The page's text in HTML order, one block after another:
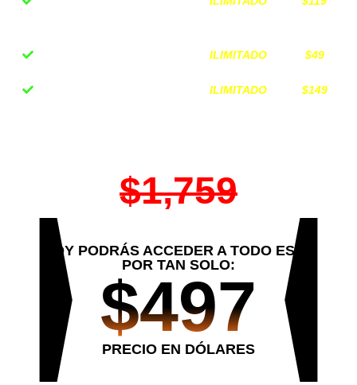
ILIMITADO $49
ILIMITADO $149
$1,759
HOY PODRÁS ACCEDER A TODO ESTO
POR TAN SOLO:
$497
PRECIO EN DÓLARES